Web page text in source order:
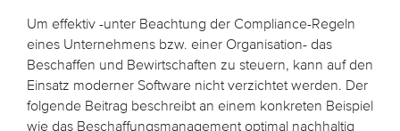
Um effektiv -unter Beachtung der Compliance-Regeln
eines Unternehmens bzw. einer Organisation- das
Beschaffen und Bewirtschaften zu steuern, kann auf den
Einsatz moderner Software nicht verzichtet werden. Der
folgende Beitrag beschreibt an einem konkreten Beispiel
wie das Beschaffungsmanagement optimal nachhaltig